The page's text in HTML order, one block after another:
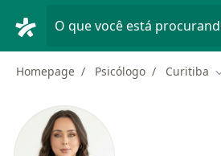
O que você está
Homepage Psicólogo Curitiba